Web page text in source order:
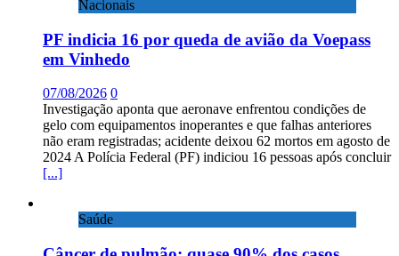
Nacionais
PF indicia 16 por queda de avião da Voepass
em Vinhedo
07/08/2026 0
Investigação aponta que aeronave enfrentou condições de
gelo com equipamentos inoperantes e que falhas anteriores
não eram registradas; acidente deixou 62 mortos em agosto de
2024 A Polícia Federal (PF) indiciou 16 pessoas após concluir
[...]
Saúde